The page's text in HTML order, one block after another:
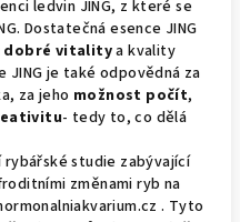
ledvin JING, z které se
Dostatečná esence JING
dobré vitalitya kvality
JING je také odpovědná za
za jeho možnost počít,
- tedy to, co dělá
studie zabývající
změnami ryb na
. Tyto